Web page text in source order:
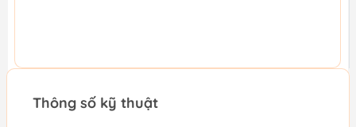
Thông số kỹ thuật